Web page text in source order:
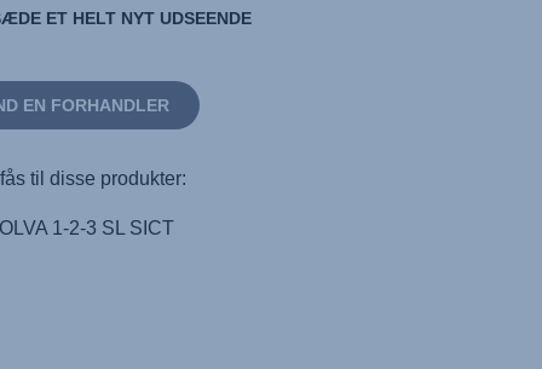
ET HELT NYT UDSEENDE
EN FORHANDLER
til disse produkter:
1-2-3 SL SICT